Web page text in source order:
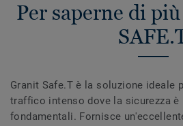
Per saperne di
Granit Safe.T è la soluzione ideale
traffico intenso dove la sicurezza
fondamentali. Fornisce